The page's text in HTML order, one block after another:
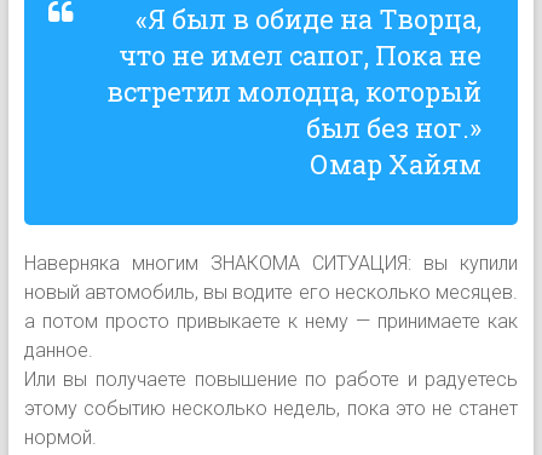
«Я был в обиде на Творца,
что не имел сапог, Пока не
встретил молодца, который
был без ног.»
Омар Хайям
Наверняка многим ЗНАКОМА СИТУАЦИЯ: вы купили
новый автомобиль, вы водите его несколько месяцев.
а потом просто привыкаете к нему — принимаете как
данное.
Или вы получаете повышение по работе и радуетесь
этому событию несколько недель, пока это не станет
нормой.